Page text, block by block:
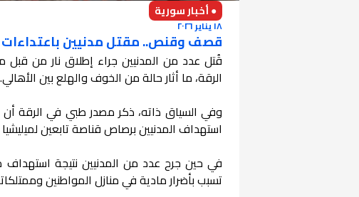
● أخبار سورية
١٨ يناير ٢٠٢٦
قصف وقنص.. مقتل مدنيين
قُتل عدد من المدنيين جراء إطلاق نار من قبل
الرقة، ما أثار حالة من الخوف والهلع بين الأهالي.
وفي السياق ذاته، ذكر مصدر طبي في الرقة أن
استهداف المدنيين برصاص قناصة تابعين
في حين جرح عدد من المدنيين نتيجة
تسبب بأضرار مادية في منازل المواطنين